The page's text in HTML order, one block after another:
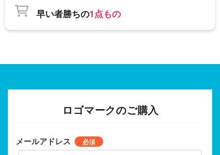
早い者勝ちの1点もの
ロゴマークのご購入
メールアドレス